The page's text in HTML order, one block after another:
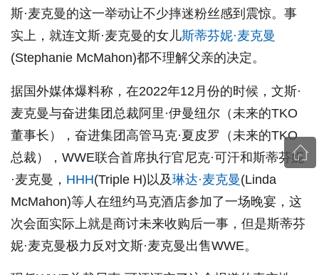
斯·麦克曼的这一举动让不少摔迷粉丝感到震惊。事
实上，就连文斯·麦克曼的女儿斯蒂芬妮·麦克曼
(Stephanie McMahon)都不理解父亲的决定。
据国外媒体爆料称，在2022年12月份的时候，文斯·
麦克曼与奋进集团总裁阿里·伊曼纽尔（未来的TKO
董事长），奋进集团高管马克·夏皮罗（未来的TKO
总裁），WWE联合首席执行官尼克·可汗和斯蒂芬妮
·麦克曼， HHH(Triple H)以及琳达·麦克曼(Linda
McMahon)等人在纽约马克酒店参加了一场晚宴，这
次会面实际上就是商讨未来收购后一事，但是斯蒂芬
妮·麦克曼极力反对文斯·麦克曼出售WWE。